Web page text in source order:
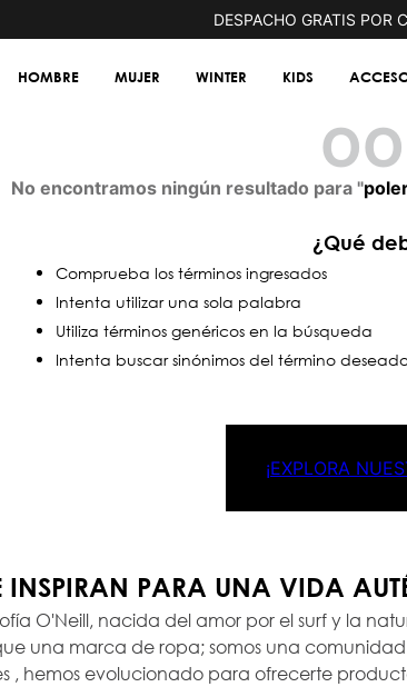
DESPACHO GRATIS POR
HOMBRE MUJER WINTER KIDS
No encontramos ningún resultado para "
¿Qué
Comprueba los términos ingresados
Intenta utilizar una sola palabra
Utiliza términos genéricos en la búsqueda
Intenta buscar sinónimos del término
¡EXPLORA
INSPIRAN PARA UNA VIDA
O'Neill, nacida del amor por el surf y la
una marca de ropa; somos una
, hemos evolucionado para ofrecerte